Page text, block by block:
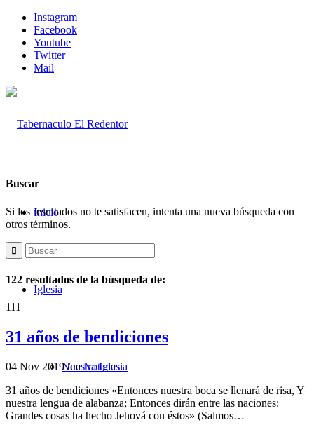
Instagram
Facebook
Youtube
Twitter
Mail
Inicio
Iglesia
Nuestra Iglesia
Buscar
Si los resultados no te satisfacen, intenta una nueva búsqueda con
otros términos.
122 resultados de la búsqueda de:
111
31 años de bendiciones
04 Nov 2019/enNoticias
31 años de bendiciones «Entonces nuestra boca se llenará de risa, Y
nuestra lengua de alabanza; Entonces dirán entre las naciones:
Grandes cosas ha hecho Jehová con éstos» (Salmos…